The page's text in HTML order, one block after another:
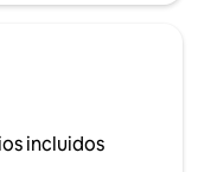
incluidos